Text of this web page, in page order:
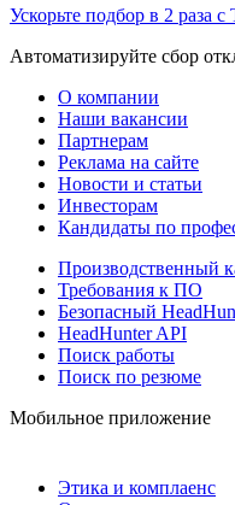
Ускорьте подбор в 2 раза с
Автоматизируйте сбор
О компании
Наши вакансии
Партнерам
Реклама на сайте
Новости и статьи
Инвесторам
Кандидаты по
Производственный
Требования к ПО
Безопасный
HeadHunter API
Поиск работы
Поиск по резюме
Мобильное приложение
Этика и комплаенс